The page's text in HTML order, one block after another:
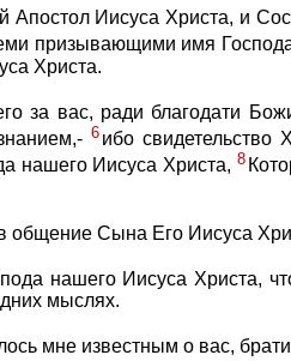
Иисуса Христа, и
призывающими имя
Христа.
за вас, ради благодати
6 ибо свидетельство
нашего Иисуса Христа,8
общение Сына Его Иисуса
нашего Иисуса Христа,
мыслях.
мне известным о вас,